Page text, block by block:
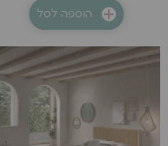
הוספה לסל